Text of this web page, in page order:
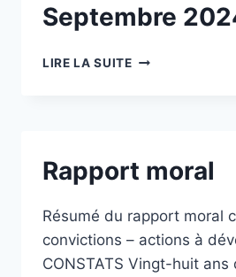
Septembre
LIRE LA SUITESEPTEMBRE
Rapport moral
Résumé du rapport moral
convictions – actions à
CONSTATS Vingt-huit ans